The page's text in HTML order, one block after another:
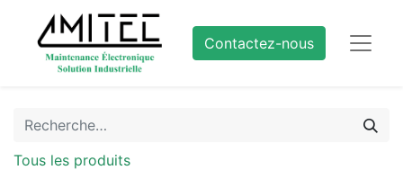
Contactez-nous
Tous les produits